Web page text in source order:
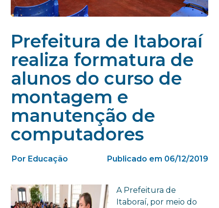
Prefeitura de Itaboraí
realiza formatura de
alunos do curso de
montagem e
manutenção de
computadores
Por Educação Publicado em 06/12/2019
A Prefeitura de
Itaboraí, por meio do